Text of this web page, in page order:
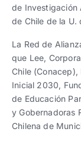
de Investigación
de Chile de la U.
La Red de
que Lee,
Chile
Inicial 2030,
de Educación
y Gobernadoras
Chilena de